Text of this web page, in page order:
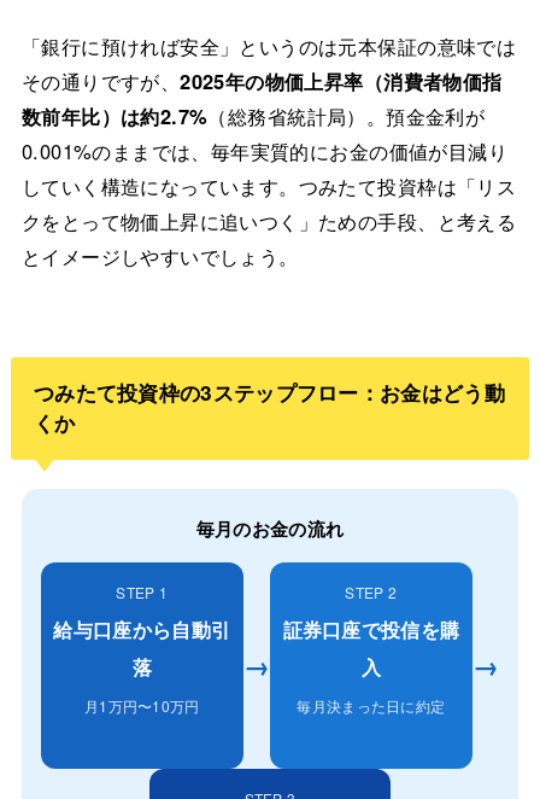
「銀行に預ければ安全」というのは元本保証の意味では
その通りですが、2025年の物価上昇率（消費者物価指
数前年比）は約2.7% （総務省統計局）。預金金利が
0.001%のままでは、毎年実質的にお金の価値が目減り
していく構造になっています。つみたて投資枠は「リス
クをとって物価上昇に追いつく」ための手段、と考える
とイメージしやすいでしょう。
つみたて投資枠の3ステップフロー：お金はどう動
くか
毎月のお金の流れ
STEP 1
給与口座から自動引
落
月1万円〜10万円
→
STEP 2
証券口座で投信を購
入
毎月決まった日に約定
→